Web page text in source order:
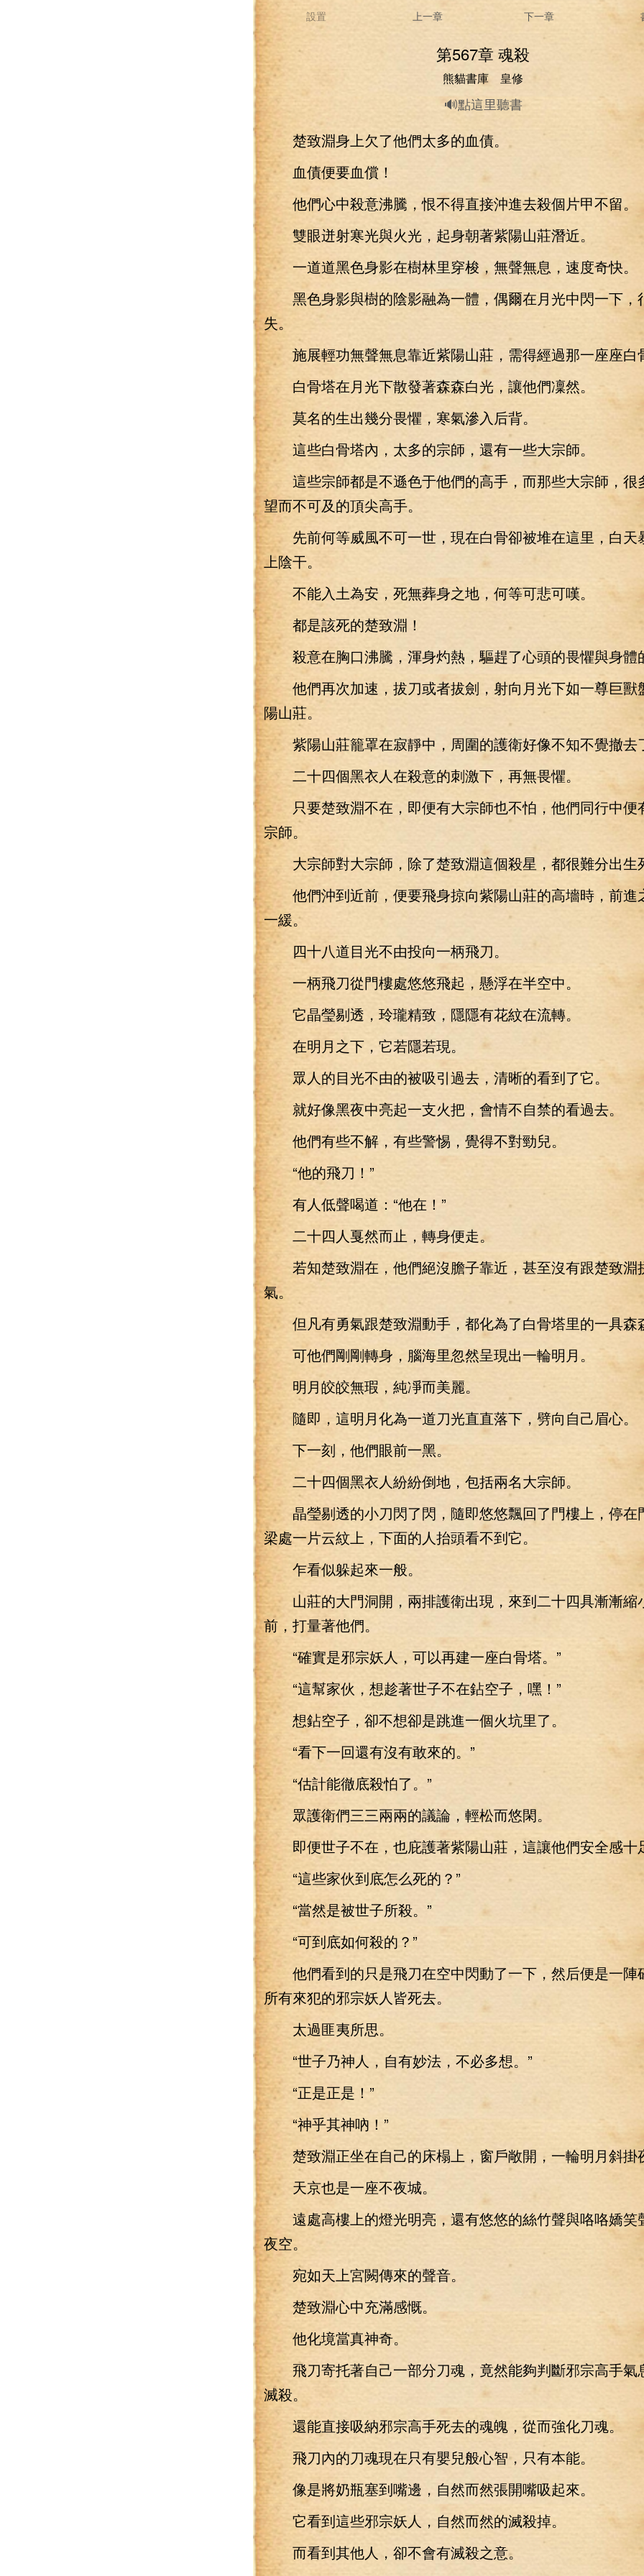
設置 上一章 下一章
第567章 魂殺
熊貓書庫 皇修
🔊點這里聽書
楚致淵身上欠了他們太多的血債。
血債便要血償！
他們心中殺意沸騰，恨不得直接沖進去殺個片甲不留。
雙眼迸射寒光與火光，起身朝著紫陽山莊潛近。
一道道黑色身影在樹林里穿梭，無聲無息，速度奇快。
黑色身影與樹的陰影融為一體，偶爾在月光中閃一下，
失。
施展輕功無聲無息靠近紫陽山莊，需得經過那一座座白
白骨塔在月光下散發著森森白光，讓他們凜然。
莫名的生出幾分畏懼，寒氣滲入后背。
這些白骨塔內，太多的宗師，還有一些大宗師。
這些宗師都是不遜色于他們的高手，而那些大宗師，很
望而不可及的頂尖高手。
先前何等威風不可一世，現在白骨卻被堆在這里，白天
上陰干。
不能入土為安，死無葬身之地，何等可悲可嘆。
都是該死的楚致淵！
殺意在胸口沸騰，渾身灼熱，驅趕了心頭的畏懼與身體
他們再次加速，拔刀或者拔劍，射向月光下如一尊巨獸
陽山莊。
紫陽山莊籠罩在寂靜中，周圍的護衛好像不知不覺撤去
二十四個黑衣人在殺意的刺激下，再無畏懼。
只要楚致淵不在，即便有大宗師也不怕，他們同行中便
宗師。
大宗師對大宗師，除了楚致淵這個殺星，都很難分出生
他們沖到近前，便要飛身掠向紫陽山莊的高墻時，前進
一緩。
四十八道目光不由投向一柄飛刀。
一柄飛刀從門樓處悠悠飛起，懸浮在半空中。
它晶瑩剔透，玲瓏精致，隱隱有花紋在流轉。
在明月之下，它若隱若現。
眾人的目光不由的被吸引過去，清晰的看到了它。
就好像黑夜中亮起一支火把，會情不自禁的看過去。
他們有些不解，有些警惕，覺得不對勁兒。
“他的飛刀！”
有人低聲喝道：“他在！”
二十四人戛然而止，轉身便走。
若知楚致淵在，他們絕沒膽子靠近，甚至沒有跟楚致淵
氣。
但凡有勇氣跟楚致淵動手，都化為了白骨塔里的一具森
可他們剛剛轉身，腦海里忽然呈現出一輪明月。
明月皎皎無瑕，純凈而美麗。
隨即，這明月化為一道刀光直直落下，劈向自己眉心。
下一刻，他們眼前一黑。
二十四個黑衣人紛紛倒地，包括兩名大宗師。
晶瑩剔透的小刀閃了閃，隨即悠悠飄回了門樓上，停在
梁處一片云紋上，下面的人抬頭看不到它。
乍看似躲起來一般。
山莊的大門洞開，兩排護衛出現，來到二十四具漸漸縮
前，打量著他們。
“確實是邪宗妖人，可以再建一座白骨塔。”
“這幫家伙，想趁著世子不在鉆空子，嘿！”
想鉆空子，卻不想卻是跳進一個火坑里了。
“看下一回還有沒有敢來的。”
“估計能徹底殺怕了。”
眾護衛們三三兩兩的議論，輕松而悠閑。
即便世子不在，也庇護著紫陽山莊，這讓他們安全感十
“這些家伙到底怎么死的？”
“當然是被世子所殺。”
“可到底如何殺的？”
他們看到的只是飛刀在空中閃動了一下，然后便是一陣
所有來犯的邪宗妖人皆死去。
太過匪夷所思。
“世子乃神人，自有妙法，不必多想。”
“正是正是！”
“神乎其神吶！”
楚致淵正坐在自己的床榻上，窗戶敞開，一輪明月斜掛
天京也是一座不夜城。
遠處高樓上的燈光明亮，還有悠悠的絲竹聲與咯咯嬌笑
夜空。
宛如天上宮闕傳來的聲音。
楚致淵心中充滿感慨。
他化境當真神奇。
飛刀寄托著自己一部分刀魂，竟然能夠判斷邪宗高手氣
滅殺。
還能直接吸納邪宗高手死去的魂魄，從而強化刀魂。
飛刀內的刀魂現在只有嬰兒般心智，只有本能。
像是將奶瓶塞到嘴邊，自然而然張開嘴吸起來。
它看到這些邪宗妖人，自然而然的滅殺掉。
而看到其他人，卻不會有滅殺之意。